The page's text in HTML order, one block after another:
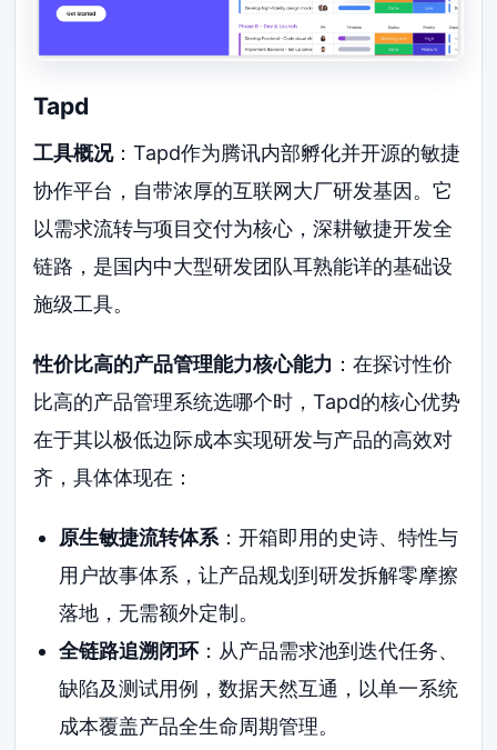
Tapd
工具概况：Tapd作为腾讯内部孵化并开源的敏捷
协作平台，自带浓厚的互联网大厂研发基因。它
以需求流转与项目交付为核心，深耕敏捷开发全
链路，是国内中大型研发团队耳熟能详的基础设
施级工具。
性价比高的产品管理能力核心能力 ：在探讨性价
比高的产品管理系统选哪个时，Tapd的核心优势
在于其以极低边际成本实现研发与产品的高效对
齐，具体体现在：
原生敏捷流转体系：开箱即用的史诗、特性与
用户故事体系，让产品规划到研发拆解零摩擦
落地，无需额外定制。
全链路追溯闭环：从产品需求池到迭代任务、
缺陷及测试用例，数据天然互通，以单一系统
成本覆盖产品全生命周期管理。